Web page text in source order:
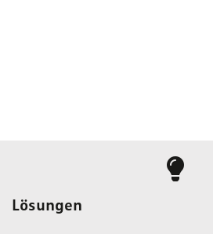
Lösungen